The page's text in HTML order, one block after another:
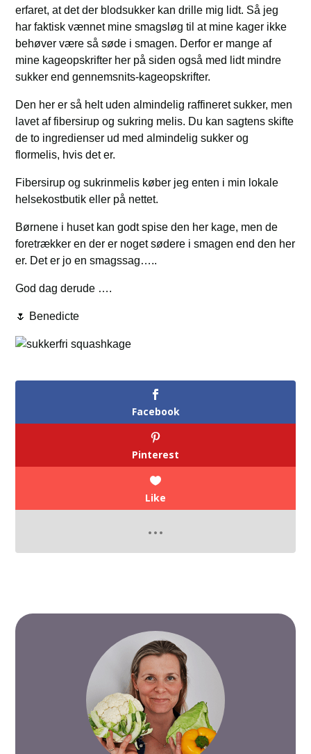
erfaret, at det der blodsukker kan drille mig lidt. Så jeg
har faktisk vænnet mine smagsløg til at mine kager ikke
behøver være så søde i smagen. Derfor er mange af
mine kageopskrifter her på siden også med lidt mindre
sukker end gennemsnits-kageopskrifter.
Den her er så helt uden almindelig raffineret sukker, men
lavet af fibersirup og sukring melis. Du kan sagtens skifte
de to ingredienser ud med almindelig sukker og
flormelis, hvis det er.
Fibersirup og sukrinmelis køber jeg enten i min lokale
helsekostbutik eller på nettet.
Børnene i huset kan godt spise den her kage, men de
foretrækker en der er noget sødere i smagen end den her
er. Det er jo en smagssag…..
God dag derude ….
🌷 Benedicte
Facebook
Pinterest
Like